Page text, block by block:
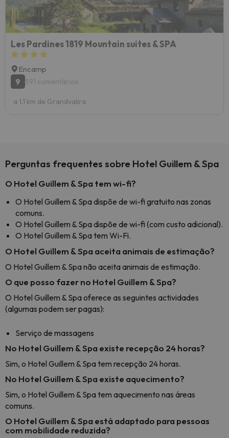
Les Pardines 1819 Mountain suites & SPA
Encamp
9
591 comentários
a 1.1 km de Grandvalira
Perguntas frequentes sobre Hotel Guillem & Spa
O Hotel Guillem & Spa tem wi-fi?
O Hotel Guillem & Spa dispõe de wi-fi gratuito nas zonas
comuns.
O Hotel Guillem & Spa dispõe de wi-fi (com custo adicional).
O Hotel Guillem & Spa tem Wi-Fi.
O Hotel Guillem & Spa aceita animais de estimação?
O Hotel Guillem & Spa não aceita animais de estimação.
O que posso fazer no Hotel Guillem & Spa?
O Hotel Guillem & Spa oferece as seguintes actividades
(algumas podem ser pagas):
Serviço de massagens
No Hotel Guillem & Spa existe recepção 24 horas?
Sim, o Hotel Guillem & Spa tem recepção 24 horas.
No Hotel Guillem & Spa existe aquecimento?
Sim, o Hotel Guillem & Spa tem aquecimento nas áreas
comuns.
O Hotel Guillem & Spa está adaptado para pessoas
com mobilidade reduzida?